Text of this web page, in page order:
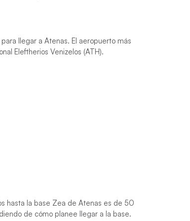
llegar a Atenas. El aeropuerto más
Eleftherios Venizelos (ATH).
hasta la base Zea de Atenas es de 50
de cómo planee llegar a la base.